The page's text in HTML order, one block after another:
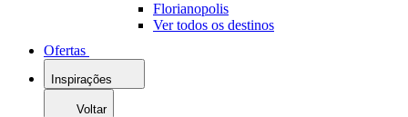
Florianopolis
Ver todos os destinos
Ofertas
Inspirações
Voltar